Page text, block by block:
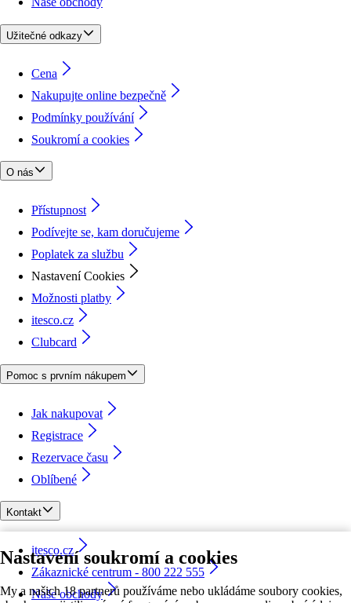
Nastavení soukromí a cookies
My a našich 18 partnerů používáme nebo ukládáme soubory cookies,
Užitečné odkazy
Cena
Nakupujte online bezpečně
Podmínky používání
Soukromí a cookies
O nás
Přístupnost
Podívejte se, kam doručujeme
Poplatek za službu
Nastavení Cookies
Možnosti platby
itesco.cz
Clubcard
Pomoc s prvním nákupem
Jak nakupovat
Registrace
Rezervace času
Oblíbené
Kontakt
itesco.cz
Zákaznické centrum - 800 222 555
Naše obchody